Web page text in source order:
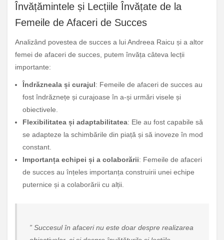
Învățămintele și Lecțiile Învățate de la
Femeile de Afaceri de Succes
Analizând povestea de succes a lui Andreea Raicu și a altor
femei de afaceri de succes, putem învăța câteva lecții
importante:
Îndrăzneala și curajul: Femeile de afaceri de succes au
fost îndrăznețe și curajoase în a-și urmări visele și
obiectivele.
Flexibilitatea și adaptabilitatea: Ele au fost capabile să
se adapteze la schimbările din piață și să inoveze în mod
constant.
Importanța echipei și a colaborării: Femeile de afaceri
de succes au înțeles importanța construirii unei echipe
puternice și a colaborării cu alții.
” Succesul în afaceri nu este doar despre realizarea